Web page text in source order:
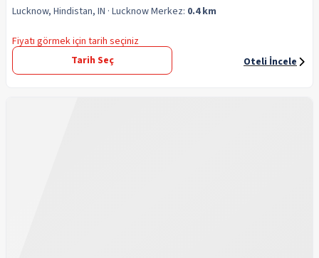
Lucknow, Hindistan, IN · LucknowMerkez: 0.4 km
Fiyatı görmek için tarih seçiniz
Tarih Seç
Oteli İncele